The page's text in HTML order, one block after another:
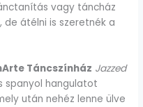
vagy táncház
de átélni is szeretnék a
Táncszínház Jazzed
hangulatot
után nehéz lenne ülve